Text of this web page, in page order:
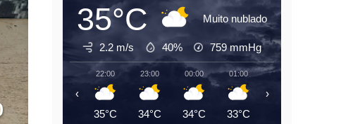
35°C Muito nublado
2.2 m/s 40% 759mmHg
22:00
35°C
23:00
34°C
00:00
34°C
01:00
33°C
02:00
‹ ›